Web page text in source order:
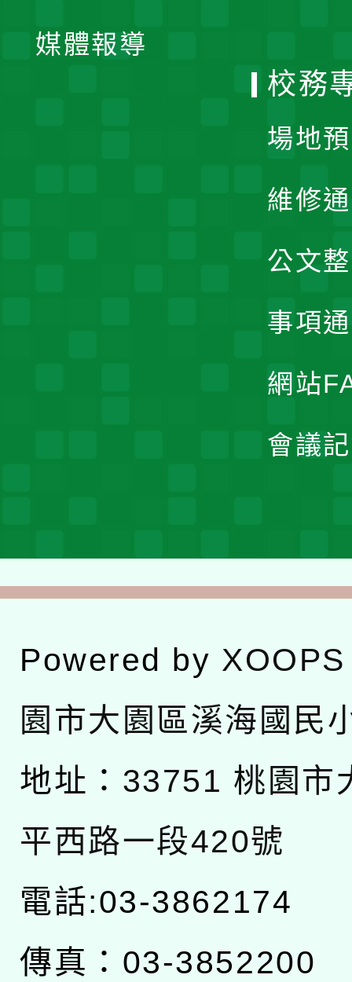
媒體報導
校務
場地
維修
公文
事項
網站
會議
Powered by XOOPS
園市大園區溪海國民
地址： 33751 桃園市
平西路一段420號
電話:03-3862174
傳真：03-3852200